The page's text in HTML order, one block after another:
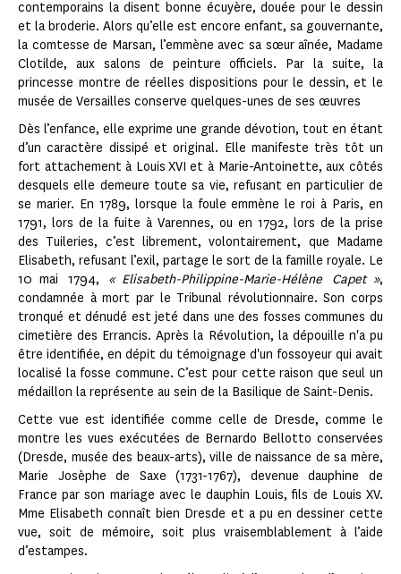
contemporains la disent bonne écuyère, douée pour le dessin
et la broderie. Alors qu’elle est encore enfant, sa gouvernante,
la comtesse de Marsan, l’emmène avec sa sœur aînée, Madame
Clotilde, aux salons de peinture officiels. Par la suite, la
princesse montre de réelles dispositions pour le dessin, et le
musée de Versailles conserve quelques-unes de ses œuvres
Dès l’enfance, elle exprime une grande dévotion, tout en étant
d’un caractère dissipé et original. Elle manifeste très tôt un
fort attachement à Louis XVI et à Marie-Antoinette, aux côtés
desquels elle demeure toute sa vie, refusant en particulier de
se marier. En 1789, lorsque la foule emmène le roi à Paris, en
1791, lors de la fuite à Varennes, ou en 1792, lors de la prise
des Tuileries, c’est librement, volontairement, que Madame
Elisabeth, refusant l’exil, partage le sort de la famille royale. Le
10 mai 1794, « Elisabeth-Philippine-Marie-Hélène Capet »,
condamnée à mort par le Tribunal révolutionnaire. Son corps
tronqué et dénudé est jeté dans une des fosses communes du
cimetière des Errancis. Après la Révolution, la dépouille n'a pu
être identifiée, en dépit du témoignage d'un fossoyeur qui avait
localisé la fosse commune. C’est pour cette raison que seul un
médaillon la représente au sein de la Basilique de Saint-Denis.
Cette vue est identifiée comme celle de Dresde, comme le
montre les vues exécutées de Bernardo Bellotto conservées
(Dresde, musée des beaux-arts), ville de naissance de sa mère,
Marie Josèphe de Saxe (1731-1767), devenue dauphine de
France par son mariage avec le dauphin Louis, fils de Louis XV.
Mme Elisabeth connaît bien Dresde et a pu en dessiner cette
vue, soit de mémoire, soit plus vraisemblablement à l’aide
d’estampes.